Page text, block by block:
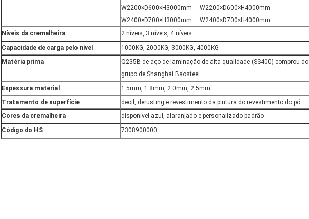
W2200×D600×H3000mm W2200×D600×H4000mm
W2400×D700×H3000mm W2400×D700×H4000mm
Níveis da cremalheira
2 níveis, 3 níveis, 4 níveis
Capacidade de carga pelo nível
1000KG, 2000KG, 3000KG, 4000KG
Matéria prima
Q235B de aço de laminação de alta qualidade (SS400) comprou do
grupo de Shanghai Baosteel
Espessura material
1.5mm, 1.8mm, 2.0mm, 2.5mm
Tratamento de superfície
deoil, derusting e revestimento da pintura do revestimento do pó
Cores da cremalheira
disponível azul, alaranjado e personalizado padrão
Código do HS
7308900000